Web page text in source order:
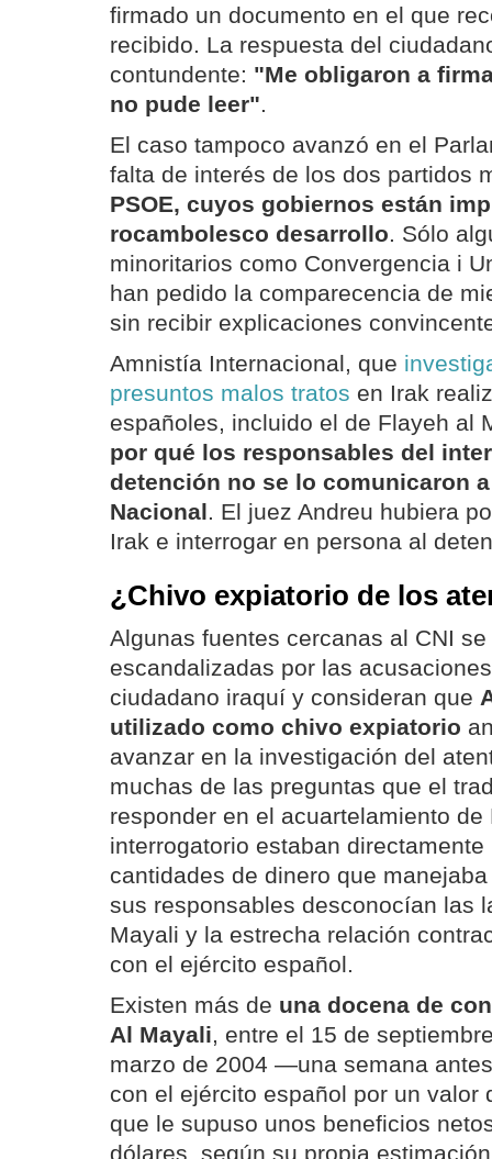
firmado un documento en el que
recibido. La respuesta del
contundente: "Me obligaron a
no pude leer".
El caso tampoco avanzó en el
falta de interés de los dos partidos
PSOE, cuyos gobiernos están
rocambolesco desarrollo. Sólo
minoritarios como Convergencia i
han pedido la comparecencia de
sin recibir explicaciones
Amnistía Internacional, que
presuntos malos tratos en Irak
españoles, incluido el de Flayeh al
por qué los responsables del
detención no se lo comunicaron
Nacional. El juez Andreu hubiera
Irak e interrogar en persona al
¿Chivo expiatorio de los
Algunas fuentes cercanas al CNI
escandalizadas por las
ciudadano iraquí y consideran que
utilizado como chivo expiatorio
avanzar en la investigación del
muchas de las preguntas que el
responder en el acuartelamiento
interrogatorio estaban
cantidades de dinero que
sus responsables desconocían las
Mayali y la estrecha relación
con el ejército español.
Existen más de una docena de
Al Mayali, entre el 15 de
marzo de 2004 —una semana
con el ejército español por un valor
que le supuso unos beneficios
dólares, según su propia